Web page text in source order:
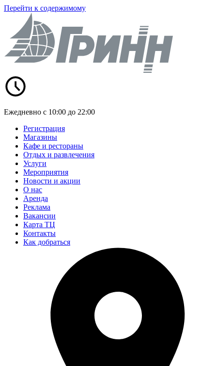
Перейти к содержимому
Ежедневно с 10:00 до 22:00
Регистрация
Магазины
Кафе и рестораны
Отдых и развлечения
Услуги
Мероприятия
Новости и акции
О нас
Аренда
Реклама
Вакансии
Карта ТЦ
Контакты
Как добраться